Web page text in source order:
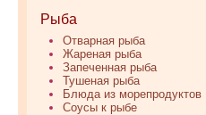
Рыба
Отварная рыба
Жареная рыба
Запеченная рыба
Тушеная рыба
Блюда из морепродуктов
Соусы к рыбе